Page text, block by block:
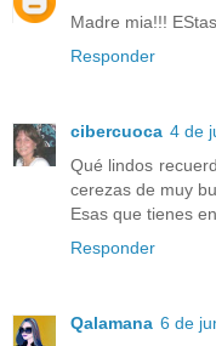
Madre mia!!!
Responder
cibercuoca 4 de
Qué lindos
cerezas de muy
Esas que tienes
Responder
Qalamana 6 de